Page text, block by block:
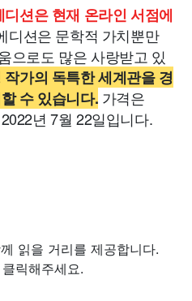
디션은 현재 온라인 서점에
디션은 문학적 가치뿐만
으로도 많은 사랑받고 있
가의 독특한 세계관을 경
수 있습니다. 가격은
년 7월 22일입니다.
읽을 거리를 제공합니다.
릭해주세요.